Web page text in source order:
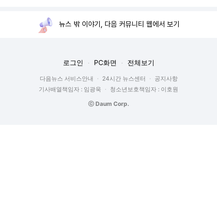
뉴스 밖 이야기, 다음 커뮤니티 웹에서 보기
로그인 PC화면 전체보기
다음뉴스 서비스안내 24시간 뉴스센터
공지사항
기사배열책임자 : 임광욱
청소년보호책임자 : 이호원
ⓒ Daum Corp.